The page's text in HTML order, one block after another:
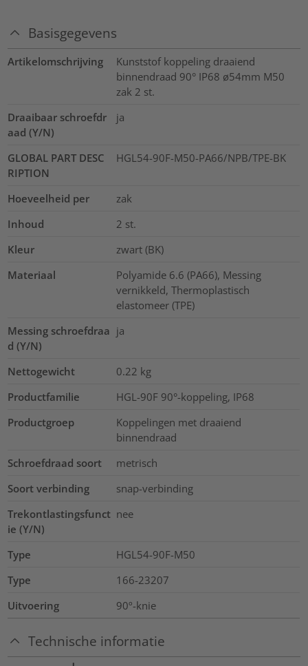
Basisgegevens
Artikelomschrijving
Kunststof koppeling draaiend
binnendraad 90° IP68 ø54mm M50
zak 2 st.
Draaibaar schroefdr
aad (Y/N)
ja
GLOBAL PART DESC
RIPTION
HGL54-90F-M50-PA66/NPB/TPE-BK
Hoeveelheid per
zak
Inhoud
2 st.
Kleur
zwart (BK)
Materiaal
Polyamide 6.6 (PA66), Messing
vernikkeld, Thermoplastisch
elastomeer (TPE)
Messing schroefdraa
d (Y/N)
ja
Nettogewicht 0.22 kg
Productfamilie
HGL-90F 90°-koppeling, IP68
Productgroep
Koppelingen met draaiend
binnendraad
Schroefdraad soort
metrisch
Soort verbinding
snap-verbinding
Trekontlastingsfunct
ie (Y/N)
nee
Type
HGL54-90F-M50
Type
166-23207
Uitvoering
90º-knie
Technische informatie